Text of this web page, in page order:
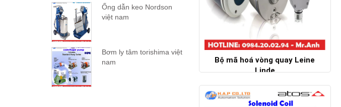
Bộ mã hoá vòng quay Leine
Linde
Ống dẫn keo Nordson
việt nam
Bơm ly tâm torishima việt
nam